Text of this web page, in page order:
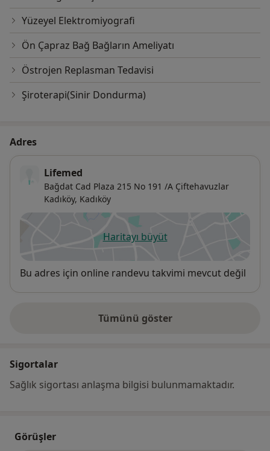
Yüzeyel Elektromiyografi
Ön Çapraz Bağ Bağların Ameliyatı
Östrojen Replasman Tedavisi
Şiroterapi(Sinir Dondurma)
Adres
Lifemed
Bağdat Cad Plaza 215 No 191 /A Çiftehavuzlar
Kadıköy, Kadıköy
Haritayı büyütyeni bir sekmede açılır
Uygunluk
Bu adres için online randevu takvimi mevcut değil
Tümünü göster
adres hakkında
Sigortalar
Sağlık sigortası anlaşma bilgisi bulunmamaktadır.
Görüşler